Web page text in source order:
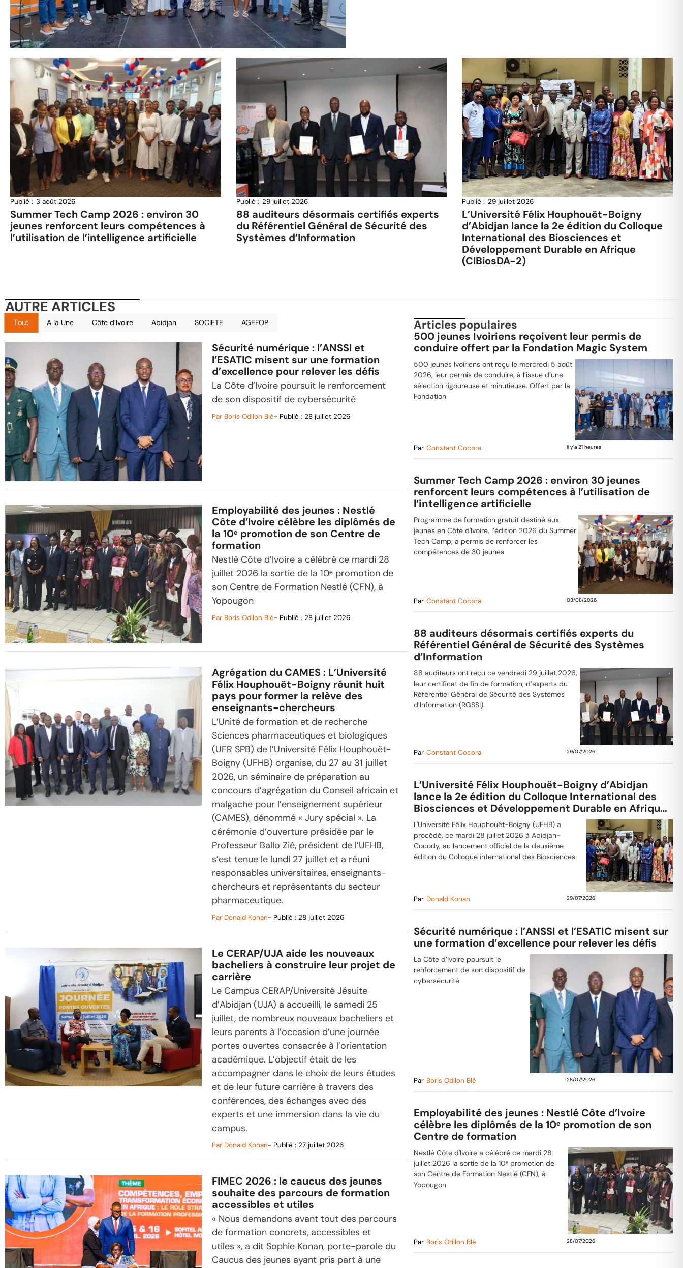
Publié : 3 août 2026
Summer Tech Camp 2026 : environ 30
jeunes renforcent leurs compétences à
l’utilisation de l’intelligence artificielle
Publié : 29 juillet 2026
88 auditeurs désormais certifiés experts
du Référentiel Général de Sécurité des
Systèmes d’Information
Publié : 29 juillet 2026
L’Université Félix Houphouët-Boigny
d’Abidjan lance la 2e édition du Colloque
International des Biosciences et
Développement Durable en Afrique
(CIBiosDA-2)
AUTRE ARTICLES
Tout A la Une Côte d’Ivoire Abidjan SOCIETE AGEFOP
Sécurité numérique : l’ANSSI et
l’ESATIC misent sur une formation
d’excellence pour relever les défis
La Côte d’Ivoire poursuit le renforcement
de son dispositif de cybersécurité
ParBoris Odilon Blé- Publié : 28 juillet 2026
Employabilité des jeunes : Nestlé
Côte d’Ivoire célèbre les diplômés de
la 10ᵉ promotion de son Centre de
formation
Nestlé Côte d’Ivoire a célébré ce mardi 28
juillet 2026 la sortie de la 10ᵉ promotion de
son Centre de Formation Nestlé (CFN), à
Yopougon
ParBoris Odilon Blé- Publié : 28 juillet 2026
Agrégation du CAMES : L’Université
Félix Houphouët-Boigny réunit huit
pays pour former la relève des
enseignants-chercheurs
L’Unité de formation et de recherche
Sciences pharmaceutiques et biologiques
(UFR SPB) de l’Université Félix Houphouët-
Boigny (UFHB) organise, du 27 au 31 juillet
2026, un séminaire de préparation au
concours d’agrégation du Conseil africain et
malgache pour l’enseignement supérieur
(CAMES), dénommé « Jury spécial ». La
cérémonie d’ouverture présidée par le
Professeur Ballo Zié, président de l’UFHB,
s’est tenue le lundi 27 juillet et a réuni
responsables universitaires, enseignants-
chercheurs et représentants du secteur
pharmaceutique.
ParDonald Konan- Publié : 28 juillet 2026
Le CERAP/UJA aide les nouveaux
bacheliers à construire leur projet de
carrière
Le Campus CERAP/Université Jésuite
d’Abidjan (UJA) a accueilli, le samedi 25
juillet, de nombreux nouveaux bacheliers et
leurs parents à l’occasion d’une journée
portes ouvertes consacrée à l’orientation
académique. L’objectif était de les
accompagner dans le choix de leurs études
et de leur future carrière à travers des
conférences, des échanges avec des
experts et une immersion dans la vie du
campus.
ParDonald Konan- Publié : 27 juillet 2026
FIMEC 2026 : le caucus des jeunes
souhaite des parcours de formation
accessibles et utiles
« Nous demandons avant tout des parcours
de formation concrets, accessibles et
utiles », a dit Sophie Konan, porte-parole du
Caucus des jeunes ayant pris part à une
Articles populaires
500 jeunes Ivoiriens reçoivent leur permis de
conduire offert par la Fondation Magic System
500 jeunes Ivoiriens ont reçu le mercredi 5 août
2026, leur permis de conduire, à l’issue d’une
sélection rigoureuse et minutieuse. Offert par la
Fondation
Par Constant Cocora Il y'a 21 heures
Summer Tech Camp 2026 : environ 30 jeunes
renforcent leurs compétences à l’utilisation de
l’intelligence artificielle
Programme de formation gratuit destiné aux
jeunes en Côte d'Ivoire, l’édition 2026 du Summer
Tech Camp, a permis de renforcer les
compétences de 30 jeunes
Par Constant Cocora 03/08/2026
88 auditeurs désormais certifiés experts du
Référentiel Général de Sécurité des Systèmes
d’Information
88 auditeurs ont reçu ce vendredi 29 juillet 2026,
leur certificat de fin de formation, d’experts du
Référentiel Général de Sécurité des Systèmes
d’Information (RGSSI).
Par Constant Cocora 29/07/2026
L’Université Félix Houphouët-Boigny d’Abidjan
lance la 2e édition du Colloque International des
Biosciences et Développement Durable en Afrique
(CIBiosDA-2)
L'Université Félix Houphouët-Boigny (UFHB) a
procédé, ce mardi 28 juillet 2026 à Abidjan-
Cocody, au lancement officiel de la deuxième
édition du Colloque international des Biosciences
Par Donald Konan 29/07/2026
Sécurité numérique : l’ANSSI et l’ESATIC misent sur
une formation d’excellence pour relever les défis
La Côte d’Ivoire poursuit le
renforcement de son dispositif de
cybersécurité
Par Boris Odilon Blé 28/07/2026
Employabilité des jeunes : Nestlé Côte d’Ivoire
célèbre les diplômés de la 10ᵉ promotion de son
Centre de formation
Nestlé Côte d'Ivoire a célébré ce mardi 28
juillet 2026 la sortie de la 10ᵉ promotion de
son Centre de Formation Nestlé (CFN), à
Yopougon
Par Boris Odilon Blé 28/07/2026